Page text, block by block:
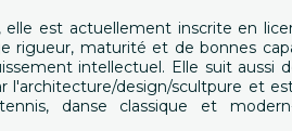
elle est actuellement inscrite en
rigueur, maturité et de bonnes
intellectuel. Elle suit aussi
l'architecture/design/scultpure et
danse classique et